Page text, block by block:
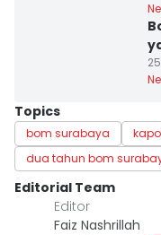
Topics
bom surabaya
dua tahun bom
Editorial Team
Editor
Faiz Nashrillah